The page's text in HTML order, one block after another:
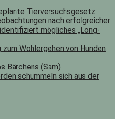
Tierversuchsgesetz
nach erfolgreicher
mögliches „Long-
zum Wohlergehen von Hunden
Bärchens (Sam)
schummeln sich aus der